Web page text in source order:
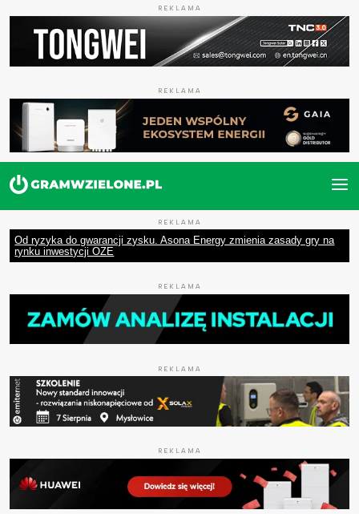
REKLAMA
REKLAMA
REKLAMA
Od ryzyka do gwarancji zysku. Asona Energy zmienia zasady gry na
rynku inwestycji OZE
REKLAMA
REKLAMA
REKLAMA